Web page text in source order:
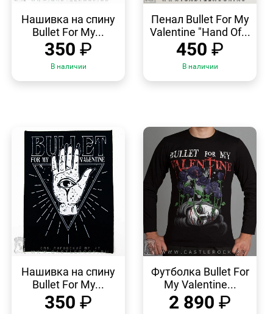
Нашивка на спину
Bullet For My...
350 ₽
В наличии
ПРОСМОТР
Пенал Bullet For My
Valentine "Hand Of...
450 ₽
В наличии
ПРОСМОТР
Нашивка на спину
Bullet For My...
350 ₽
ПРОСМОТР
Футболка Bullet For
My Valentine...
2 890 ₽